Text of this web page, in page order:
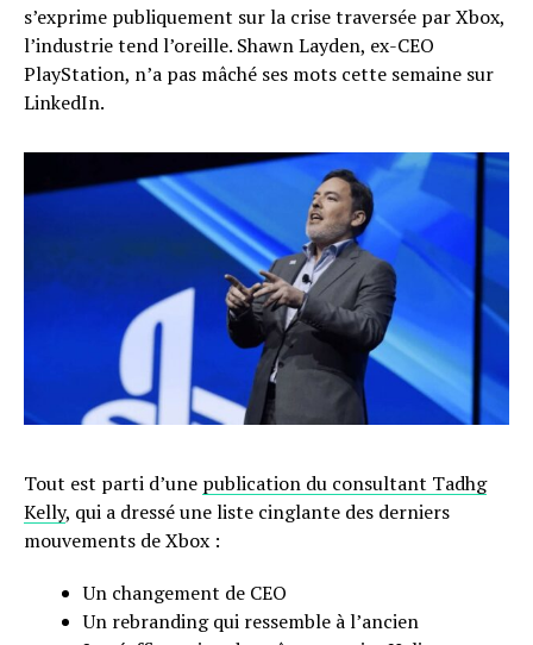
s’exprime publiquement sur la crise traversée par Xbox,
l’industrie tend l’oreille. Shawn Layden, ex-CEO
PlayStation, n’a pas mâché ses mots cette semaine sur
LinkedIn.
Tout est parti d’une publication du consultant Tadhg
Kelly, qui a dressé une liste cinglante des derniers
mouvements de Xbox :
Un changement de CEO
Un rebranding qui ressemble à l’ancien